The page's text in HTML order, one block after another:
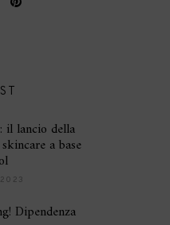
il lancio della
a base
Dipendenza